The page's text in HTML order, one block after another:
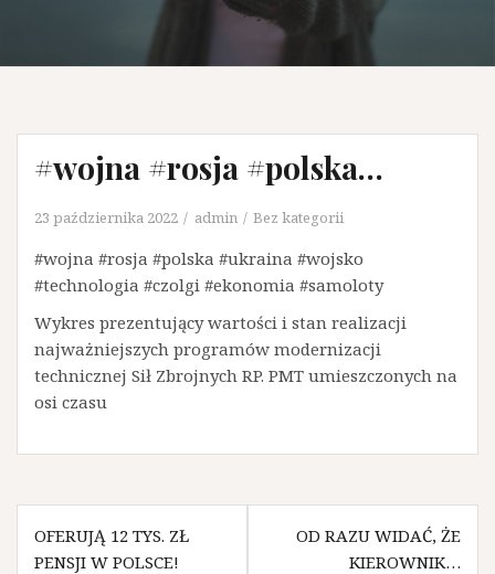
#wojna #rosja #polska…
23 października 2022 admin Bez kategorii
#wojna #rosja #polska #ukraina #wojsko
#technologia #czolgi #ekonomia #samoloty
Wykres prezentujący wartości i stan realizacji
najważniejszych programów modernizacji
technicznej Sił Zbrojnych RP. PMT umieszczonych na
osi czasu
N
OFERUJĄ 12 TYS. ZŁ
PENSJI W POLSCE!
OD RAZU WIDAĆ, ŻE
KIEROWNIK…